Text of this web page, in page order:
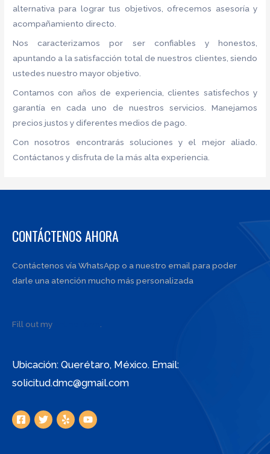
alternativa para lograr tus objetivos, ofrecemos asesoría y
acompañamiento directo.
Nos caracterizamos por ser confiables y honestos,
apuntando a la satisfacción total de nuestros clientes, siendo
ustedes nuestro mayor objetivo.
Contamos con años de experiencia, clientes satisfechos y
garantía en cada uno de nuestros servicios. Manejamos
precios justos y diferentes medios de pago.
Con nosotros encontrarás soluciones y el mejor aliado.
Contáctanos y disfruta de la más alta experiencia.
CONTÁCTENOS AHORA
Contáctenos vía WhatsApp o a nuestro email para poder
darle una atención mucho más personalizada
Fill out my .
Ubicación: Querétaro, México. Email:
solicitud.dmc@gmail.com